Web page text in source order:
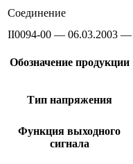
Соединение
II0094-00 — 06.03.2003 —
Обозначение продукции
Тип напряжения
Функция выходного
сигнала